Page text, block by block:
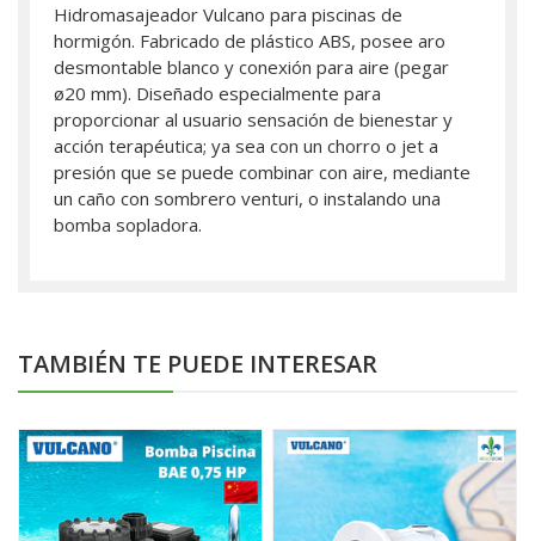
Hidromasajeador Vulcano para piscinas de
hormigón. Fabricado de plástico ABS, posee aro
desmontable blanco y conexión para aire (pegar
ø20 mm). Diseñado especialmente para
proporcionar al usuario sensación de bienestar y
acción terapéutica; ya sea con un chorro o jet a
presión que se puede combinar con aire, mediante
un caño con sombrero venturi, o instalando una
bomba sopladora.
TAMBIÉN TE PUEDE INTERESAR